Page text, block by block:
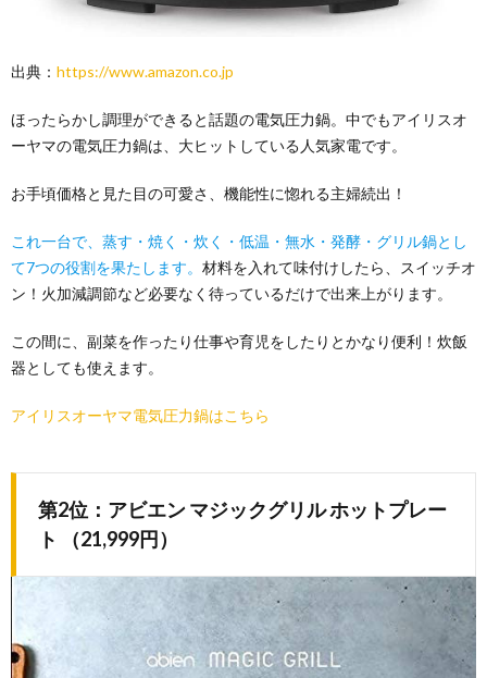
出典： https://www.amazon.co.jp
ほったらかし調理ができると話題の電気圧力鍋。中でもアイリスオ
ーヤマの電気圧力鍋は、大ヒットしている人気家電です。
お手頃価格と見た目の可愛さ、機能性に惚れる主婦続出！
これ一台で、蒸す・焼く・炊く・低温・無水・発酵・グリル鍋とし
て7つの役割を果たします。 材料を入れて味付けしたら、スイッチオ
ン！火加減調節など必要なく待っているだけで出来上がります。
この間に、副菜を作ったり仕事や育児をしたりとかなり便利！炊飯
器としても使えます。
アイリスオーヤマ電気圧力鍋はこちら
第2位：アビエン マジックグリル ホットプレー
ト （21,999円）